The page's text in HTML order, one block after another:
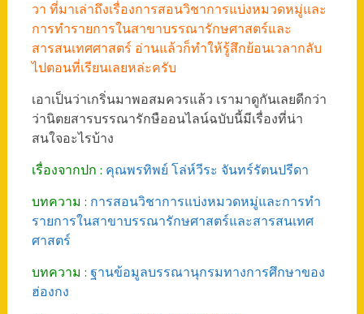
วา ที่มาเล่าถึงเรื่องการสอนวิชาการแบ่งหมวดหมู่และ
การทำรายการในสาขาบรรณารักษศาสตร์และ
สารสนเทศศาสตร์ อ่านแล้วก็ทำให้รู้สึกย้อนเวลากลับ
ไปตอนที่เรียนเลยหล่ะครับ
เอาเป็นว่าเกริ่นมาพอสมควรแล้ว เรามาดูกันเลยดีกว่า
ว่านิตยสารบรรณารักษืออนไลน์ฉบับนี้มีเรื่องที่น่า
สนใจอะไรบ้าง
เรื่องจากปก : คุณพรทิพย์ โล่ห์วีระ จันทร์รัตนปรีดา
บทความ : การสอนวิชาการแบ่งหมวดหมู่และการทำ
รายการในสาขาบรรณารักษศาสตร์และสารสนเทศ
ศาสตร์
บทความ : ฐานข้อมูลบรรณานุกรมทางการศึกษาของ
ฮ่องกง